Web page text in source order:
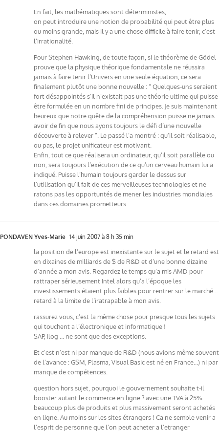
En fait, les mathématiques sont déterministes,
on peut introduire une notion de probabilité qui peut être plus
ou moins grande, mais il y a une chose difficile à faire tenir, c’est
l’irrationalité.
Pour Stephen Hawking, de toute façon, si le théorème de Gödel
prouve que la physique théorique fondamentale ne réussira
jamais à faire tenir l’Univers en une seule équation, ce sera
finalement plutôt une bonne nouvelle : “ Quelques-uns seraient
fort désappointés s’il n’existait pas une théorie ultime qui puisse
être formulée en un nombre fini de principes. Je suis maintenant
heureux que notre quête de la compréhension puisse ne jamais
avoir de fin que nous ayons toujours le défi d’une nouvelle
découverte à relever ”. Le passé l’a montré : qu’il soit réalisable,
ou pas, le projet unificateur est motivant.
Enfin, tout ce que réalisera un ordinateur, qu’il soit parallèle ou
non, sera toujours l’exécution de ce qu’un cerveau humain lui a
indiqué. Puisse l’humain toujours garder le dessus sur
l’utilisation qu’il fait de ces merveilleuses technologies et ne
ratons pas les opportuntés de mener les industries mondiales
dans ces domaines prometteurs.
PONDAVEN Yves-Marie 14 juin 2007 à 8 h 35 min
la position de l’europe est inexistante sur le sujet et le retard est
en dixaines de milliards de $ de R&D et d’une bonne dizaine
d’année a mon avis. Regardez le temps qu’a mis AMD pour
rattraper sérieusement Intel alors qu’a l’époque les
investissements étaient plus faibles pour rentrer sur le marché…
retard à la limite de l’iratrapable à mon avis.
rassurez vous, c’est la même chose pour presque tous les sujets
qui touchent a l’électronique et informatique !
SAP, Ilog … ne sont que des exceptions.
Et c’est n’est ni par manque de R&D (nous avions même souvent
de l’avance : GSM, Plasma, Visual Basic est né en France…) ni par
manque de compétences.
question hors sujet, pourquoi le gouvernement souhaite t-il
booster autant le commerce en ligne ? avec une TVA à 25%
beaucoup plus de produits et plus massivement seront achetés
en ligne. Au moins sur les sites étrangers ! Ca ne semble venir a
l’esprit de personne que l’on peut acheter a l’etranger